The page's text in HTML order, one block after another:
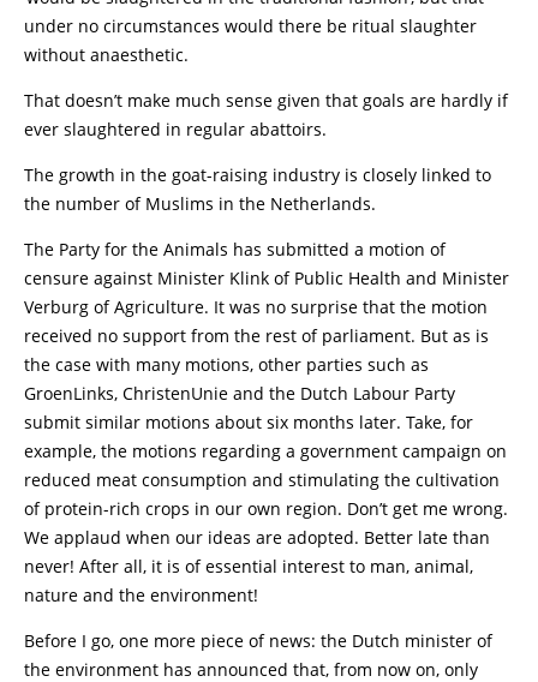
under no circumstances would there be ritual slaughter
without anaesthetic.
That doesn’t make much sense given that goals are hardly if
ever slaughtered in regular abattoirs.
The growth in the goat-raising industry is closely linked to
the number of Muslims in the Netherlands.
The Party for the Animals has submitted a motion of
censure against Minister Klink of Public Health and Minister
Verburg of Agriculture. It was no surprise that the motion
received no support from the rest of parliament. But as is
the case with many motions, other parties such as
GroenLinks, ChristenUnie and the Dutch Labour Party
submit similar motions about six months later. Take, for
example, the motions regarding a government campaign on
reduced meat consumption and stimulating the cultivation
of protein-rich crops in our own region. Don’t get me wrong.
We applaud when our ideas are adopted. Better late than
never! After all, it is of essential interest to man, animal,
nature and the environment!
Before I go, one more piece of news: the Dutch minister of
the environment has announced that, from now on, only